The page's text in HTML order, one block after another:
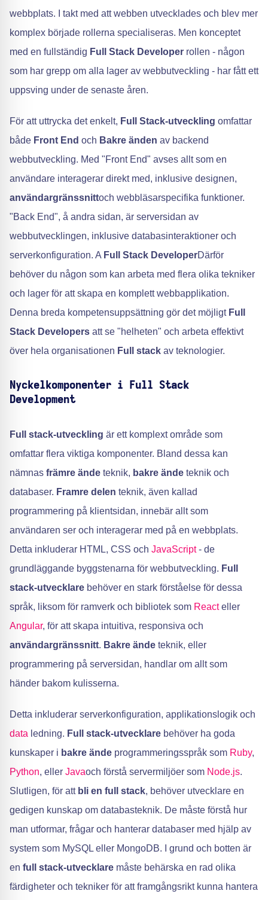
webbplats. I takt med att webben utvecklades och blev mer
komplex började rollerna specialiseras. Men konceptet
med en fullständig Full Stack Developer rollen - någon
som har grepp om alla lager av webbutveckling - har fått ett
uppsving under de senaste åren.
För att uttrycka det enkelt, Full Stack-utveckling omfattar
både Front End och Bakre änden av backend
webbutveckling. Med "Front End" avses allt som en
användare interagerar direkt med, inklusive designen,
användargränssnittoch webbläsarspecifika funktioner.
"Back End", å andra sidan, är serversidan av
webbutvecklingen, inklusive databasinteraktioner och
serverkonfiguration. A Full Stack DeveloperDärför
behöver du någon som kan arbeta med flera olika tekniker
och lager för att skapa en komplett webbapplikation.
Denna breda kompetensuppsättning gör det möjligt Full
Stack Developers att se "helheten" och arbeta effektivt
över hela organisationen Full stack av teknologier.
Nyckelkomponenter i Full Stack
Development
Full stack-utveckling är ett komplext område som
omfattar flera viktiga komponenter. Bland dessa kan
nämnas främre ände teknik, bakre ände teknik och
databaser. Framre delen teknik, även kallad
programmering på klientsidan, innebär allt som
användaren ser och interagerar med på en webbplats.
Detta inkluderar HTML, CSS och JavaScript- de
grundläggande byggstenarna för webbutveckling. Full
stack-utvecklare behöver en stark förståelse för dessa
språk, liksom för ramverk och bibliotek som Reacteller
Angular, för att skapa intuitiva, responsiva och
användargränssnitt. Bakre ände teknik, eller
programmering på serversidan, handlar om allt som
händer bakom kulisserna.
Detta inkluderar serverkonfiguration, applikationslogik och
data ledning. Full stack-utvecklare behöver ha goda
kunskaper i bakre ände programmeringsspråk som Ruby,
Python, eller Javaoch förstå servermiljöer som Node.js.
Slutligen, för att bli en full stack, behöver utvecklare en
gedigen kunskap om databasteknik. De måste förstå hur
man utformar, frågar och hanterar databaser med hjälp av
system som MySQL eller MongoDB. I grund och botten är
en full stack-utvecklare måste behärska en rad olika
färdigheter och tekniker för att framgångsrikt kunna hantera